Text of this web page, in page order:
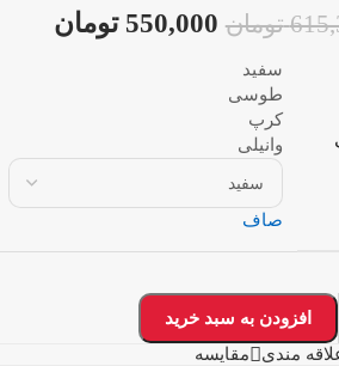
تومان 550,000 تومان
سفید
طوسی
کرپ
وانیلی
صاف
افزودن به سبد خرید
مندی
مقایسه